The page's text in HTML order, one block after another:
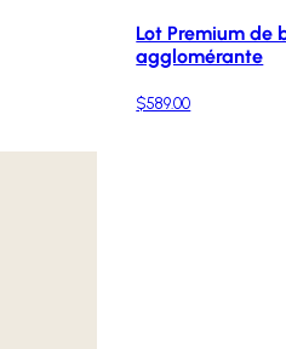
Lot Premium de
agglomérante
$589.00